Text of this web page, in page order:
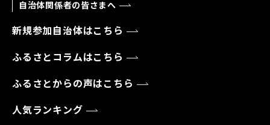
自治体関係者の皆さまへ
新規参加自治体はこちら
ふるさとコラムはこちら
ふるさとからの声はこちら
人気ランキング